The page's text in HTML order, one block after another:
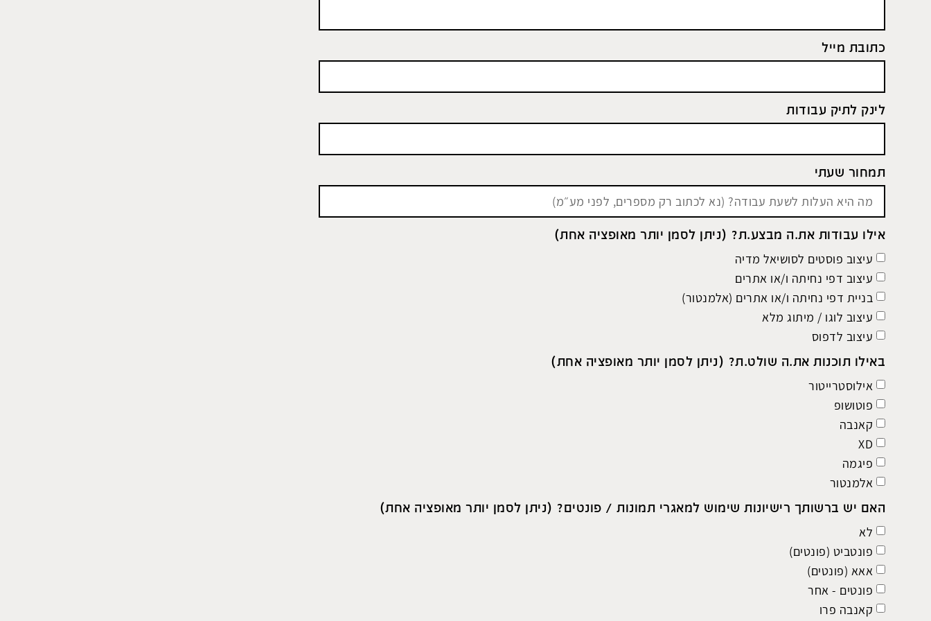
כתובת מייל
לינק לתיק עבודות
תמחור שעתי
אילו עבודות את.ה מבצע.ת? (ניתן לסמן יותר מאופציה אחת)
עיצוב פוסטים לסושיאל מדיה
עיצוב דפי נחיתה ו/או אתרים
בניית דפי נחיתה ו/או אתרים (אלמנטור)
עיצוב לוגו / מיתוג מלא
עיצוב לדפוס
באילו תוכנות את.ה שולט.ת? (ניתן לסמן יותר מאופציה אחת)
אילוסטרייטור
פוטושופ
קאנבה
XD
פיגמה
אלמנטור
האם יש ברשותך רישיונות שימוש למאגרי תמונות / פונטים? (ניתן לסמן יותר מאופציה אחת)
לא
פונטביט (פונטים)
אאא (פונטים)
פונטים - אחר
קאנבה פרו